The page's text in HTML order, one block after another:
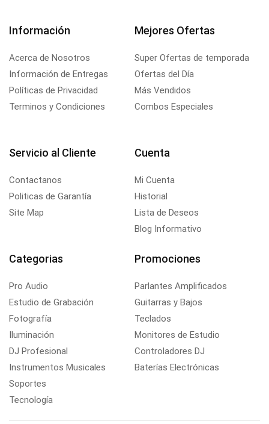
Información
Acerca de Nosotros
Información de Entregas
Políticas de Privacidad
Terminos y Condiciones
Mejores Ofertas
Super Ofertas de temporada
Ofertas del Día
Más Vendidos
Combos Especiales
Servicio al Cliente
Contactanos
Politicas de Garantía
Site Map
Cuenta
Mi Cuenta
Historial
Lista de Deseos
Blog Informativo
Categorias
Pro Audio
Estudio de Grabación
Fotografía
Iluminación
DJ Profesional
Instrumentos Musicales
Soportes
Tecnología
Promociones
Parlantes Amplificados
Guitarras y Bajos
Teclados
Monitores de Estudio
Controladores DJ
Baterías Electrónicas